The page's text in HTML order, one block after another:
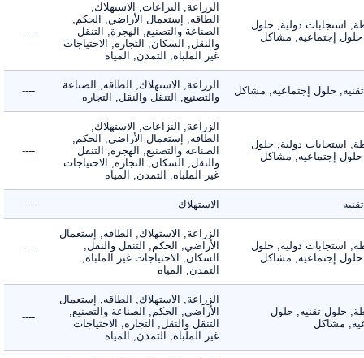
استجابات دولية, حلول
إجتماعيه, مشاكل
الزراعة, النزاعات, الاستهلاك,
الطاقه, إستعمال الأراضي, الحكم,
الصناعة والتصنيع, الهجرة, التنقل
والنقل, السكان, التجاره, الاحتياجات
غير الملباه, التمدن, المياه
----
حلول إجتماعيه, مشاكل
الزراعة, الاستهلاك, الطاقه, الصناعة
والتصنيع, التنقل والنقل, التجاره
----
استجابات دولية, حلول
إجتماعيه, مشاكل
الزراعة, النزاعات, الاستهلاك,
الطاقه, إستعمال الأراضي, الحكم,
الصناعة والتصنيع, الهجرة, التنقل
والنقل, السكان, التجاره, الاحتياجات
غير الملباه, التمدن, المياه
----
الاستهلاك ----
استجابات دولية, حلول
إجتماعيه, مشاكل
الزراعة, الاستهلاك, الطاقه, إستعمال
الأراضي, الحكم, التنقل والنقل,
السكان, الاحتياجات غير الملباه,
التمدن, المياه
----
حلول تقنيه, حلول
مشاكل
الزراعة, الاستهلاك, الطاقه, إستعمال
الأراضي, الحكم, الصناعة والتصنيع,
التنقل والنقل, التجاره, الاحتياجات
غير الملباه, التمدن, المياه
----